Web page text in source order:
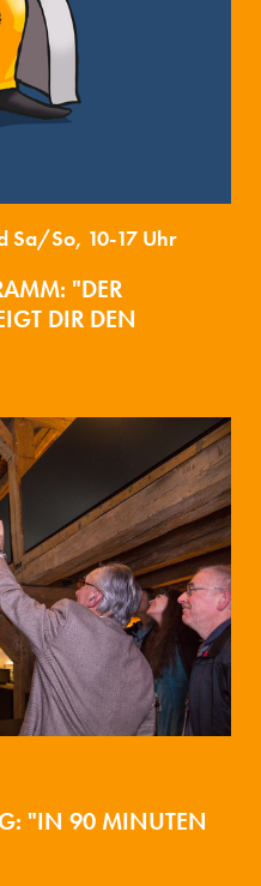
Sa/So, 10-17 Uhr
"DER
DIR DEN
"IN 90 MINUTEN